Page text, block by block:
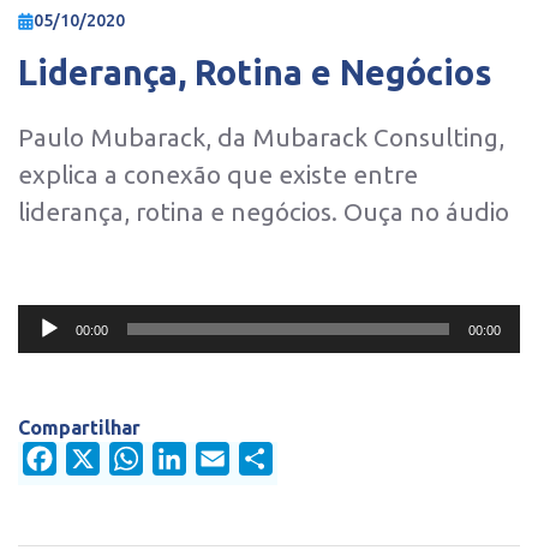
05/10/2020
Liderança, Rotina e Negócios
Paulo Mubarack, da Mubarack Consulting,
explica a conexão que existe entre
liderança, rotina e negócios. Ouça no áudio
00:00 00:00
Compartilhar
Facebook
WhatsAppLinkedIn
Email